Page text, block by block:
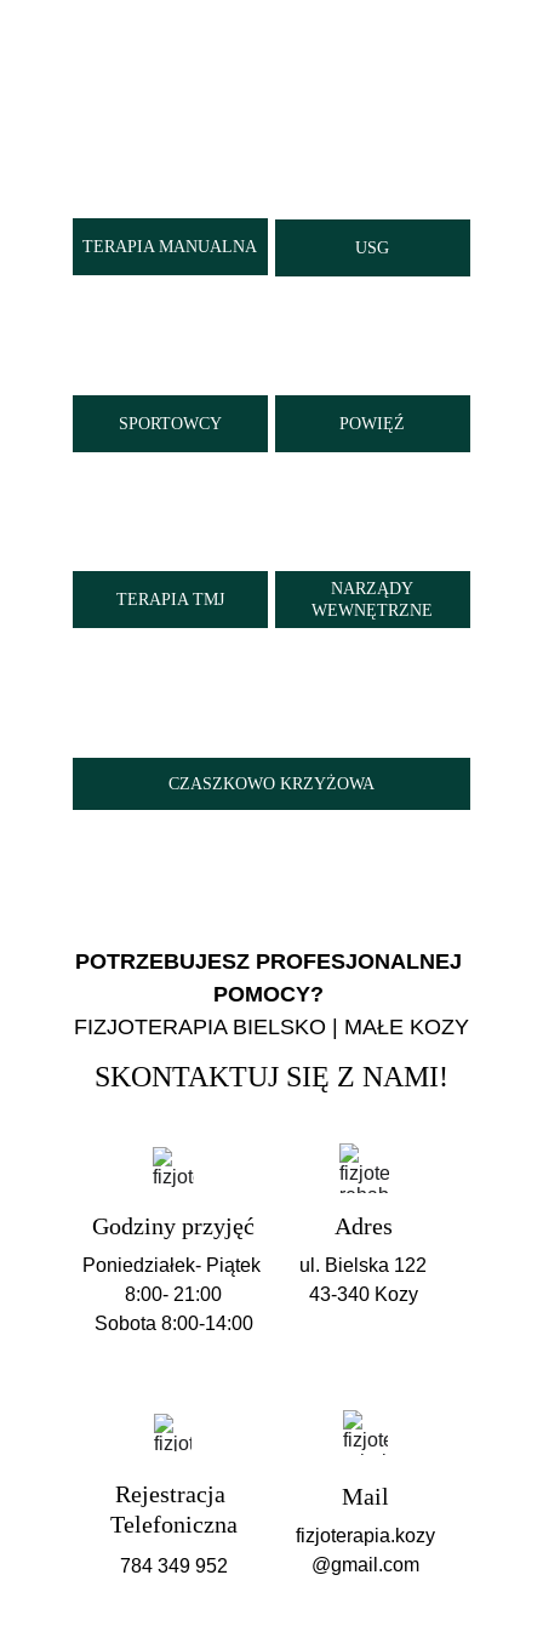
TERAPIA MANUALNA
CZASZKOWO KRZYŻOWA
NARZĄDY
WEWNĘTRZNE
TERAPIA TMJ
POWIĘŹ
SPORTOWCY
USG
Adres
ul. Bielska 122
43-340 Kozy
Godziny przyjęć
Poniedziałek- Piątek
8:00- 21:00
Sobota 8:00-14:00
Rejestracja
Telefoniczna
784 349 952
POTRZEBUJESZ PROFESJONALNEJ
POMOCY?
FIZJOTERAPIA BIELSKO | MAŁE KOZY
SKONTAKTUJ SIĘ Z NAMI!
Mail
fizjoterapia.kozy
@gmail.com